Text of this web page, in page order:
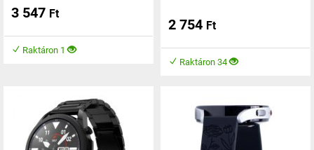
3 547 Ft
Raktáron 1
2 754 Ft
Raktáron 34